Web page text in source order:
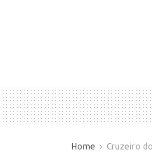
Home Cruzeiro do